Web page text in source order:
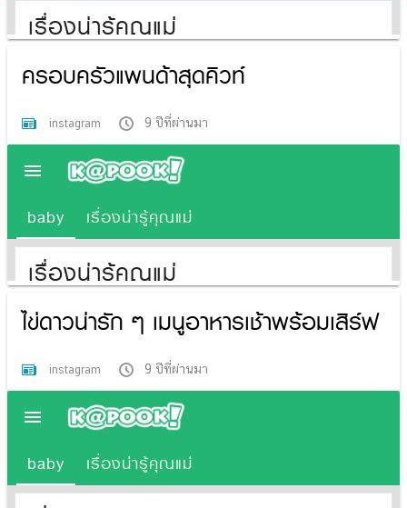
ครอบครัวแพนด้าสุดคิวท์
instagram 9 ปีที่ผ่านมา
ไข่ดาวน่ารัก ๆ เมนูอาหารเช้าพร้อมเสิร์ฟ
instagram 9 ปีที่ผ่านมา